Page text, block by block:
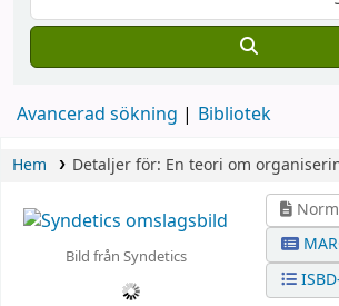
Avancerad sökning Bibliotek
Hem Detaljer för: En teori om
Bild från Syndetics